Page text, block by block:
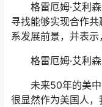
格雷厄姆·艾利森
寻找能够实现合作
系发展前景，并表示
格雷厄姆·艾利森
未来50年的美中
很显然作为美国人